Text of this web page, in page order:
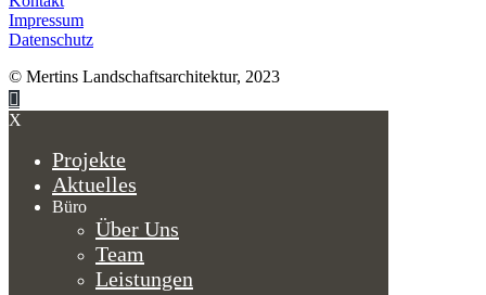
Impressum
Datenschutz
© Mertins Landschaftsarchitektur, 2023
X
Projekte
Aktuelles
Büro
Über Uns
Team
Leistungen